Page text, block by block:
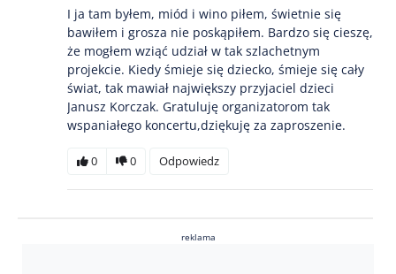
I ja tam byłem, miód i wino piłem, świetnie się
bawiłem i grosza nie poskąpiłem. Bardzo się cieszę,
że mogłem wziąć udział w tak szlachetnym
projekcie. Kiedy śmieje się dziecko, śmieje się cały
świat, tak mawiał największy przyjaciel dzieci
Janusz Korczak. Gratuluję organizatorom tak
wspaniałego koncertu,dziękuję za zaproszenie.
0 0 Odpowiedz
reklama